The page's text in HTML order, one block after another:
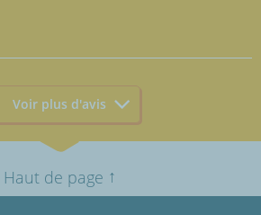
Voir plus d'avis
Haut de page ↑